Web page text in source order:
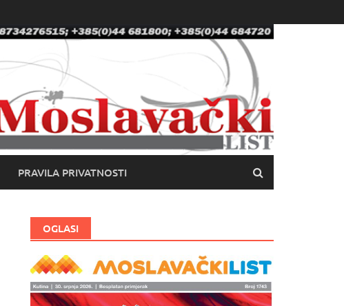
PRAVILA PRIVATNOSTI
OGLASI